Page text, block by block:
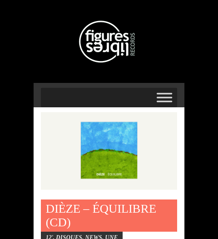
DIÈZE – ÉQUILIBRE
(CD)
12', DISQUES, NEWS, UNE